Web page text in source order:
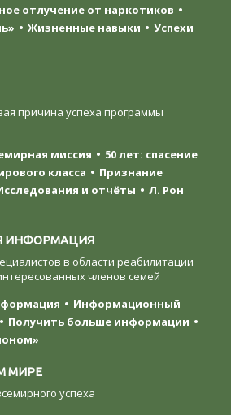
отлучение от наркотиков
Жизненные навыки
Успехи
причина успеха программы
миссия
50 лет: спасение
класса
Признание
и отчёты
Л. Рон
ИНФОРМАЦИЯ
в области реабилитации
членов семей
Информационный
Получить больше информации
МИРЕ
успеха